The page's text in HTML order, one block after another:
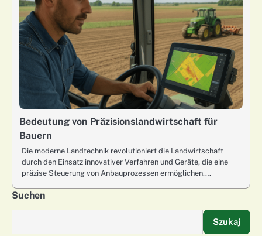
Bedeutung von Präzisionslandwirtschaft für
Bauern
Die moderne Landtechnik revolutioniert die Landwirtschaft
durch den Einsatz innovativer Verfahren und Geräte, die eine
präzise Steuerung von Anbauprozessen ermöglichen.…
Suchen
Szukaj